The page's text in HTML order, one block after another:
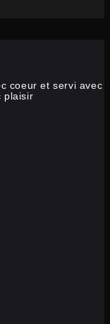
coeur et servi avec
plaisir